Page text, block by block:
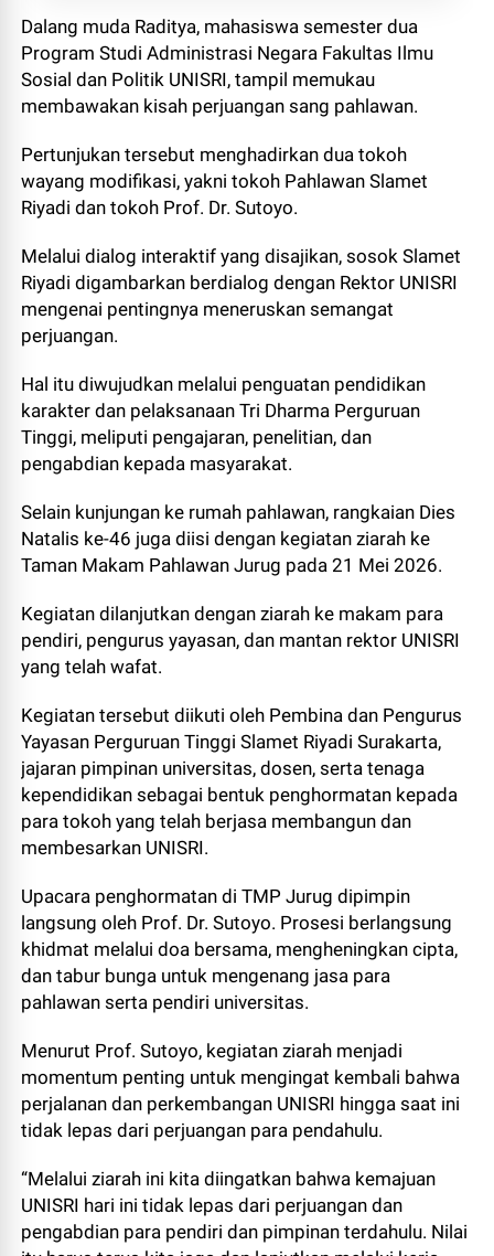
Dalang muda Raditya, mahasiswa semester dua
Program Studi Administrasi Negara Fakultas Ilmu
Sosial dan Politik UNISRI, tampil memukau
membawakan kisah perjuangan sang pahlawan.
Pertunjukan tersebut menghadirkan dua tokoh
wayang modifikasi, yakni tokoh Pahlawan Slamet
Riyadi dan tokoh Prof. Dr. Sutoyo.
Melalui dialog interaktif yang disajikan, sosok Slamet
Riyadi digambarkan berdialog dengan Rektor UNISRI
mengenai pentingnya meneruskan semangat
perjuangan.
Hal itu diwujudkan melalui penguatan pendidikan
karakter dan pelaksanaan Tri Dharma Perguruan
Tinggi, meliputi pengajaran, penelitian, dan
pengabdian kepada masyarakat.
Selain kunjungan ke rumah pahlawan, rangkaian Dies
Natalis ke-46 juga diisi dengan kegiatan ziarah ke
Taman Makam Pahlawan Jurug pada 21 Mei 2026.
Kegiatan dilanjutkan dengan ziarah ke makam para
pendiri, pengurus yayasan, dan mantan rektor UNISRI
yang telah wafat.
Kegiatan tersebut diikuti oleh Pembina dan Pengurus
Yayasan Perguruan Tinggi Slamet Riyadi Surakarta,
jajaran pimpinan universitas, dosen, serta tenaga
kependidikan sebagai bentuk penghormatan kepada
para tokoh yang telah berjasa membangun dan
membesarkan UNISRI.
Upacara penghormatan di TMP Jurug dipimpin
langsung oleh Prof. Dr. Sutoyo. Prosesi berlangsung
khidmat melalui doa bersama, mengheningkan cipta,
dan tabur bunga untuk mengenang jasa para
pahlawan serta pendiri universitas.
Menurut Prof. Sutoyo, kegiatan ziarah menjadi
momentum penting untuk mengingat kembali bahwa
perjalanan dan perkembangan UNISRI hingga saat ini
tidak lepas dari perjuangan para pendahulu.
“Melalui ziarah ini kita diingatkan bahwa kemajuan
UNISRI hari ini tidak lepas dari perjuangan dan
pengabdian para pendiri dan pimpinan terdahulu. Nilai